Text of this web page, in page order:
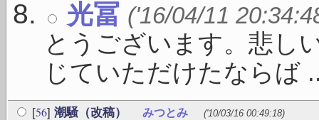
光冨 ('16/04/11
とうございます。悲し
じていただけたならば
[56] 潮騒（改稿） みつとみ ('10/03/16 00:49:18)